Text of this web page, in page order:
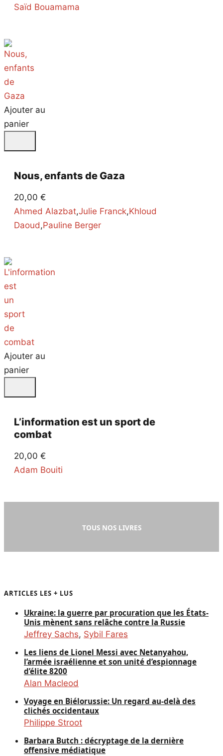
Saïd Bouamama
Ajouter au
panier
Nous, enfants de Gaza
20,00 €
Ahmed Alazbat,Julie Franck,Khloud
Daoud,Pauline Berger
Ajouter au
panier
L’information est un sport de
combat
20,00 €
Adam Bouiti
TOUS NOS LIVRES
ARTICLES LES + LUS
Ukraine: la guerre par procuration que les États-
Unis mènent sans relâche contre la Russie
Jeffrey Sachs, Sybil Fares
Les liens de Lionel Messi avec Netanyahou,
l’armée israélienne et son unité d’espionnage
d’élite 8200
Alan Macleod
Voyage en Biélorussie: Un regard au-delà des
clichés occidentaux
Philippe Stroot
Barbara Butch : décryptage de la dernière
offensive médiatique